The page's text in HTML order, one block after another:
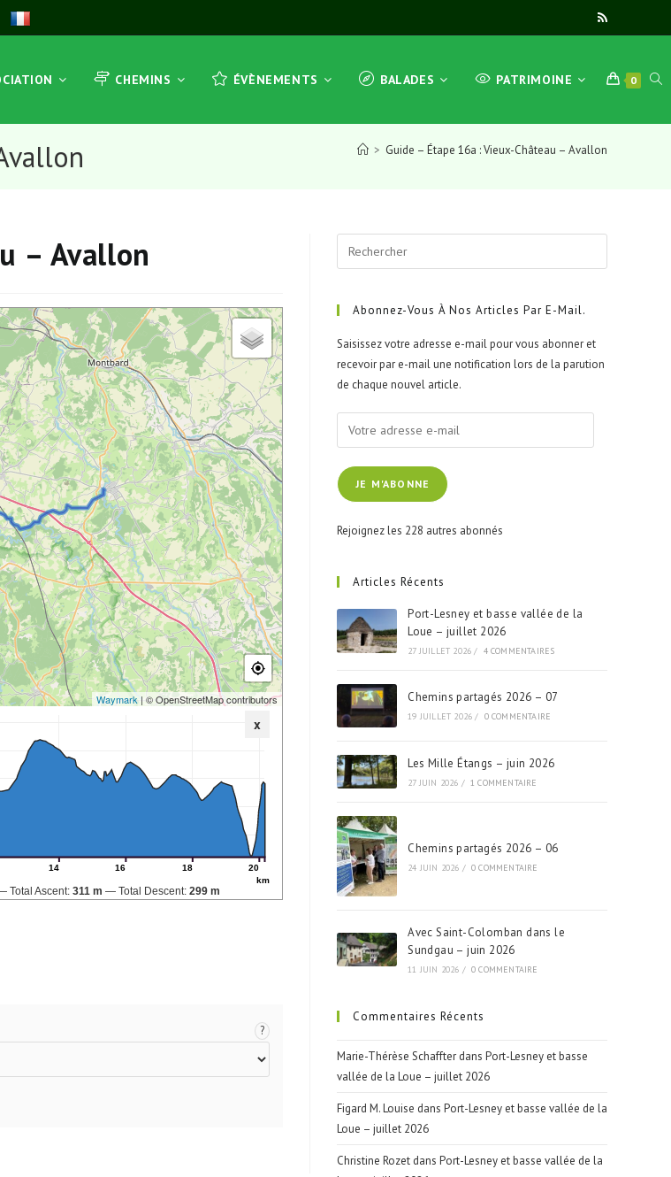
CHEMINS ÉVÈNEMENTS BALADES PATRIMOINE 0
> Guide – Étape 16a : Vieux-Château – Avallon
– Avallon
Waymark| © OpenStreetMap contributors
x
14 16 18 20
km
Total Ascent: 311 m Total Descent: 299 m
?
Escape
Abonnez-Vous À Nos Articles Par E-Mail.
Saisissez votre adresse e-mail pour vous abonner et
recevoir par e-mail une notification lors de la parution
de chaque nouvel article.
Votre
adresse
e-
mailJE M'ABONNE
Rejoignez les 228 autres abonnés
Articles Récents
Port-Lesney et basse vallée de la
Loue – juillet 2026
27 JUILLET 2026 / 4 COMMENTAIRES
Chemins partagés 2026 – 07
19 JUILLET 2026 / 0 COMMENTAIRE
Les Mille Étangs – juin 2026
27 JUIN 2026 / 1 COMMENTAIRE
Chemins partagés 2026 – 06
24 JUIN 2026 / 0 COMMENTAIRE
Avec Saint-Colomban dans le
Sundgau – juin 2026
11 JUIN 2026 / 0 COMMENTAIRE
Commentaires Récents
Marie-Thérèse Schaffter dans Port-Lesney et basse
vallée de la Loue – juillet 2026
Figard M. Louise dans Port-Lesney et basse vallée de la
Loue – juillet 2026
Christine Rozet dans Port-Lesney et basse vallée de la